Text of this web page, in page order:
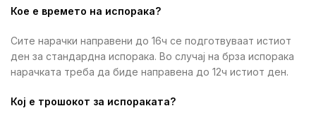
Кое е времето на испорака?
Сите нарачки направени до 16ч се подготвуваат истиот
ден за стандардна испорака. Во случај на брза испорака
нарачката треба да биде направена до 12ч истиот ден.
Кој е трошокот за испораката?